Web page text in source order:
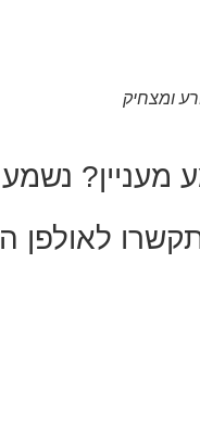
ומצחיק
מעניין? נשמע
לאולפן